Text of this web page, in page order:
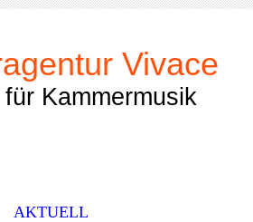
Vivace
Kammermusik
AKTUELL